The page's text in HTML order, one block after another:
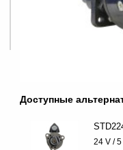
Доступные
24 V /